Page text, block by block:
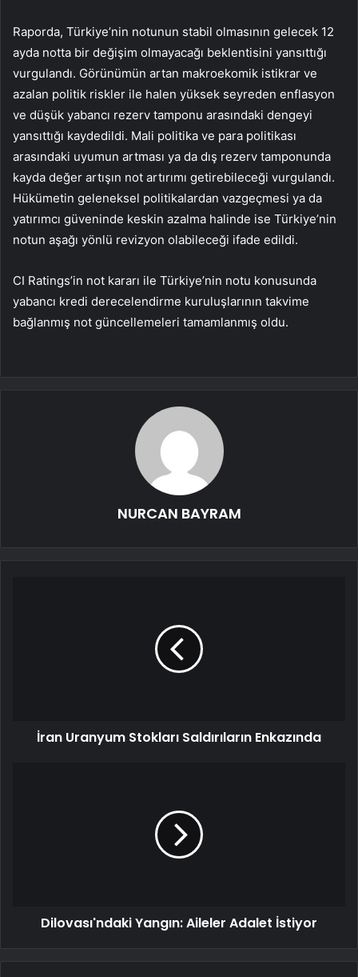
Raporda, Türkiye’nin notunun stabil olmasının gelecek 12
ayda notta bir değişim olmayacağı beklentisini yansıttığı
vurgulandı. Görünümün artan makroekomik istikrar ve
azalan politik riskler ile halen yüksek seyreden enflasyon
ve düşük yabancı rezerv tamponu arasındaki dengeyi
yansıttığı kaydedildi. Mali politika ve para politikası
arasındaki uyumun artması ya da dış rezerv tamponunda
kayda değer artışın not artırımı getirebileceği vurgulandı.
Hükümetin geleneksel politikalardan vazgeçmesi ya da
yatırımcı güveninde keskin azalma halinde ise Türkiye’nin
notun aşağı yönlü revizyon olabileceği ifade edildi.
CI Ratings’in not kararı ile Türkiye’nin notu konusunda
yabancı kredi derecelendirme kuruluşlarının takvime
bağlanmış not güncellemeleri tamamlanmış oldu.
NURCAN BAYRAM
İran Uranyum Stokları Saldırıların Enkazında
Dilovası'ndaki Yangın: Aileler Adalet İstiyor